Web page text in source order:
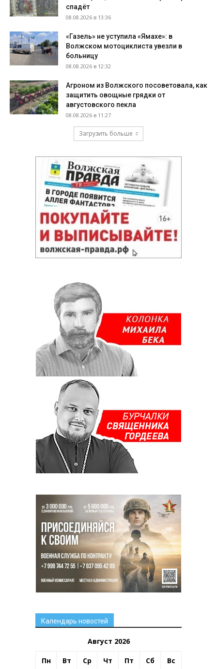
спадёт
08.08.2026 в 13:36
«Газель» не уступила «Ямахе»: в
Волжском мотоциклиста увезли в
больницу
08.08.2026 в 12:32
Агроном из Волжского посоветовала, как
защитить овощные грядки от
августовского пекла
08.08.2026 в 11:27
Загрузить больше
Календарь новостей
Август 2026
Пн Вт Ср Чт Пт Сб Вс